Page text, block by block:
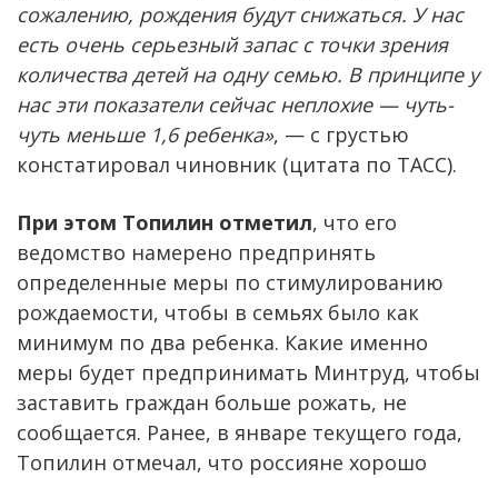
сожалению, рождения будут снижаться. У нас
есть очень серьезный запас с точки зрения
количества детей на одну семью. В принципе у
нас эти показатели сейчас неплохие — чуть-
чуть меньше 1,6 ребенка», — с грустью
констатировал чиновник (цитата по ТАСС).
При этом Топилин отметил, что его
ведомство намерено предпринять
определенные меры по стимулированию
рождаемости, чтобы в семьях было как
минимум по два ребенка. Какие именно
меры будет предпринимать Минтруд, чтобы
заставить граждан больше рожать, не
сообщается. Ранее, в январе текущего года,
Топилин отмечал, что россияне хорошо